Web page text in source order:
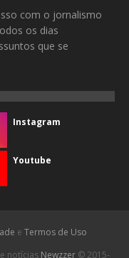
com o jornalismo
os dias
que se
Instagram
Youtube
e Termos de Uso
notícias Newzzer© 2015-